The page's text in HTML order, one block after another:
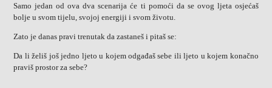
Samo jedan od ova dva scenarija će ti pomoći da se ovog ljeta osjećaš
bolje u svom tijelu, svojoj energiji i svom životu.
Zato je danas pravi trenutak da zastaneš i pitaš se:
Da li želiš još jedno ljeto u kojem odgađaš sebe ili ljeto u kojem konačno
praviš prostor za sebe?